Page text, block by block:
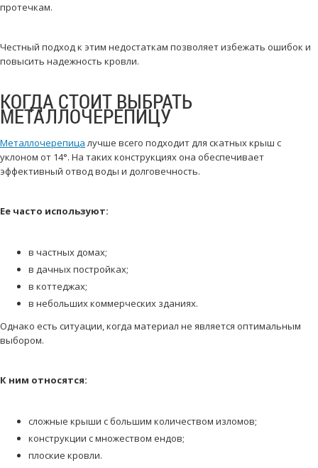
протечкам.
Честный подход к этим недостаткам позволяет избежать ошибок и
повысить надежность кровли.
КОГДА СТОИТ ВЫБРАТЬ
МЕТАЛЛОЧЕРЕПИЦУ
Металлочерепицалучше всего подходит для скатных крыш с
уклоном от 14°. На таких конструкциях она обеспечивает
эффективный отвод воды и долговечность.
Ее часто используют:
в частных домах;
в дачных постройках;
в коттеджах;
в небольших коммерческих зданиях.
Однако есть ситуации, когда материал не является оптимальным
выбором.
К ним относятся:
сложные крыши с большим количеством изломов;
конструкции с множеством ендов;
плоские кровли.